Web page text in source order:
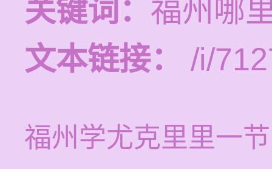
关键词： 福州哪
文本链接：
/i/
福州学尤克里里一